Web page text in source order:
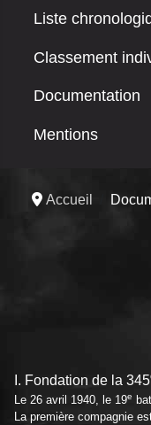
Liste
Classement
Documentation
Mentions
Accueil
I. Fondation de la 345
Le 26 avril 1940, le 19e
La première compagnie